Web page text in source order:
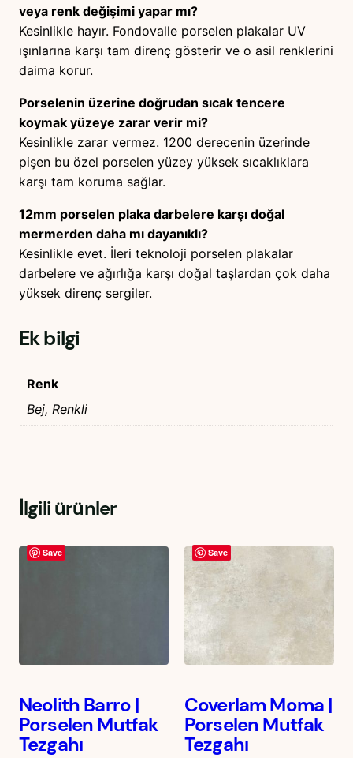
veya renk değişimi yapar mı?
Kesinlikle hayır. Fondovalle porselen plakalar UV
ışınlarına karşı tam direnç gösterir ve o asil renklerini
daima korur.
Porselenin üzerine doğrudan sıcak tencere
koymak yüzeye zarar verir mi?
Kesinlikle zarar vermez. 1200 derecenin üzerinde
pişen bu özel porselen yüzey yüksek sıcaklıklara
karşı tam koruma sağlar.
12mm porselen plaka darbelere karşı doğal
mermerden daha mı dayanıklı?
Kesinlikle evet. İleri teknoloji porselen plakalar
darbelere ve ağırlığa karşı doğal taşlardan çok daha
yüksek direnç sergiler.
Ek bilgi
Renk
Bej, Renkli
İlgili ürünler
Save
Neolith Barro |
Porselen Mutfak
Tezgahı
Save
Coverlam Moma |
Porselen Mutfak
Tezgahı